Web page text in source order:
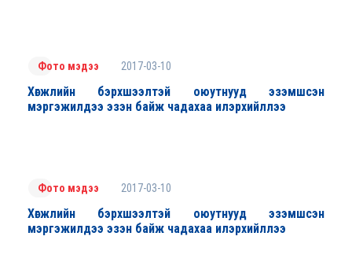
Фото мэдээ 2017-03-10
Хөгжлийн бэрхшээлтэй оюутнууд эзэмшсэн
мэргэжилдээ эзэн байж чадахаа илэрхийллээ
Фото мэдээ 2017-03-10
Хөгжлийн бэрхшээлтэй оюутнууд эзэмшсэн
мэргэжилдээ эзэн байж чадахаа илэрхийллээ